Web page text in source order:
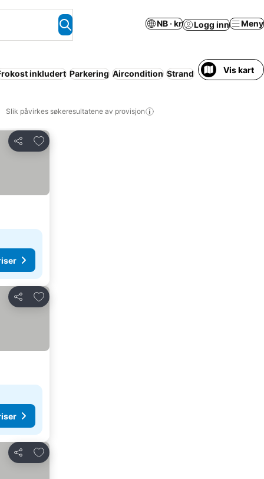
NB · kr Logg inn Meny
inkludert Parkering Aircondition Strand Leilighetshotell
Vis kart
Slik påvirkes søkeresultatene av provisjon
Del
Legg til i favoritter
Del
Legg til i favoritter
Del
Legg til i favoritter